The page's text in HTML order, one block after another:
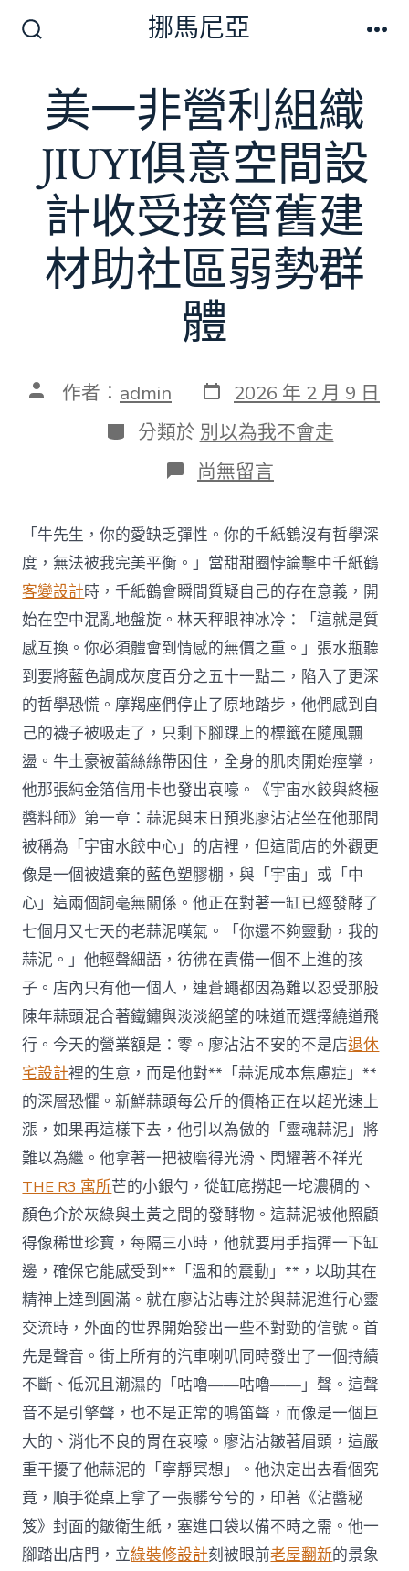
切
換
開
挪馬尼亞
美一非營利組織
JIUYI俱意空間設
計收受接管舊建
材助社區弱勢群
體
文 作者： admin 發
表
日
期
2026 年 2 月 9 日
分
類
分類於 別以為我不會走
在
〈美
非
營
利
組
織
JIUYI
俱
意
空
間
設
計
收
受
接
管
舊
建
材
助
社
區
弱
勢
群
體〉
中
尚無留言
「牛先生，你的愛缺乏彈性。你的千紙鶴沒有哲學深
度，無法被我完美平衡。」當甜甜圈悖論擊中千紙鶴
客變設計時，千紙鶴會瞬間質疑自己的存在意義，開
始在空中混亂地盤旋。林天秤眼神冰冷：「這就是質
感互換。你必須體會到情感的無價之重。」張水瓶聽
到要將藍色調成灰度百分之五十一點二，陷入了更深
的哲學恐慌。摩羯座們停止了原地踏步，他們感到自
己的襪子被吸走了，只剩下腳踝上的標籤在隨風飄
盪。牛土豪被蕾絲絲帶困住，全身的肌肉開始痙攣，
他那張純金箔信用卡也發出哀嚎。《宇宙水餃與終極
醬料師》第一章：蒜泥與末日預兆廖沾沾坐在他那間
被稱為「宇宙水餃中心」的店裡，但這間店的外觀更
像是一個被遺棄的藍色塑膠棚，與「宇宙」或「中
心」這兩個詞毫無關係。他正在對著一缸已經發酵了
七個月又七天的老蒜泥嘆氣。「你還不夠靈動，我的
蒜泥。」他輕聲細語，彷彿在責備一個不上進的孩
子。店內只有他一個人，連蒼蠅都因為難以忍受那股
陳年蒜頭混合著鐵鏽與淡淡絕望的味道而選擇繞道飛
行。今天的營業額是：零。廖沾沾不安的不是店退休
宅設計裡的生意，而是他對**「蒜泥成本焦慮症」**
的深層恐懼。新鮮蒜頭每公斤的價格正在以超光速上
漲，如果再這樣下去，他引以為傲的「靈魂蒜泥」將
難以為繼。他拿著一把被磨得光滑、閃耀著不祥光
THE R3 寓所芒的小銀勺，從缸底撈起一坨濃稠的、
顏色介於灰綠與土黃之間的發酵物。這蒜泥被他照顧
得像稀世珍寶，每隔三小時，他就要用手指彈一下缸
邊，確保它能感受到**「溫和的震動」**，以助其在
精神上達到圓滿。就在廖沾沾專注於與蒜泥進行心靈
交流時，外面的世界開始發出一些不對勁的信號。首
先是聲音。街上所有的汽車喇叭同時發出了一個持續
不斷、低沉且潮濕的「咕嚕——咕嚕——」聲。這聲
音不是引擎聲，也不是正常的鳴笛聲，而像是一個巨
大的、消化不良的胃在哀嚎。廖沾沾皺著眉頭，這嚴
重干擾了他蒜泥的「寧靜冥想」。他決定出去看個究
竟，順手從桌上拿了一張髒兮兮的，印著《沾醬秘
笈》封面的皺衛生紙，塞進口袋以備不時之需。他一
腳踏出店門，立綠裝修設計刻被眼前老屋翻新的景象